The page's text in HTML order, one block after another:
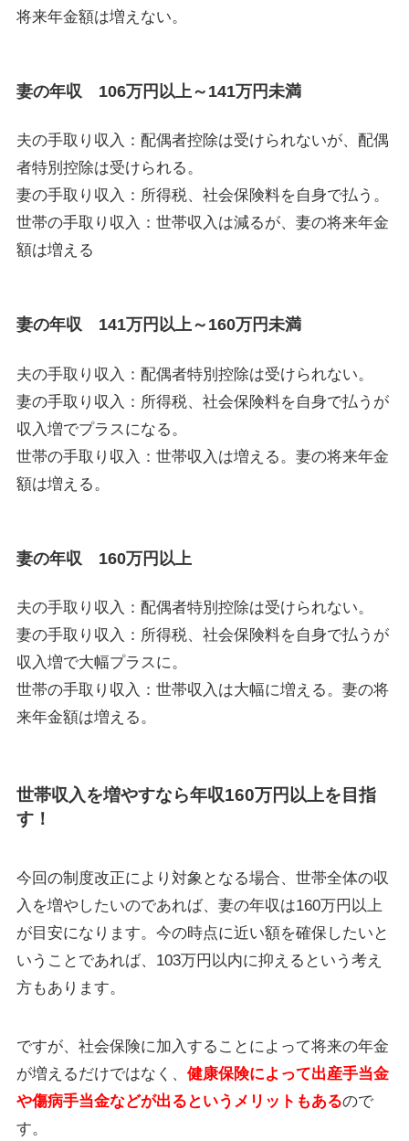
将来年金額は増えない。
妻の年収 106万円以上～141万円未満
夫の手取り収入：配偶者控除は受けられないが、配偶
者特別控除は受けられる。
妻の手取り収入：所得税、社会保険料を自身で払う。
世帯の手取り収入：世帯収入は減るが、妻の将来年金
額は増える
妻の年収 141万円以上～160万円未満
夫の手取り収入：配偶者特別控除は受けられない。
妻の手取り収入：所得税、社会保険料を自身で払うが
収入増でプラスになる。
世帯の手取り収入：世帯収入は増える。妻の将来年金
額は増える。
妻の年収 160万円以上
夫の手取り収入：配偶者特別控除は受けられない。
妻の手取り収入：所得税、社会保険料を自身で払うが
収入増で大幅プラスに。
世帯の手取り収入：世帯収入は大幅に増える。妻の将
来年金額は増える。
世帯収入を増やすなら年収160万円以上を目指
す！
今回の制度改正により対象となる場合、世帯全体の収
入を増やしたいのであれば、妻の年収は160万円以上
が目安になります。今の時点に近い額を確保したいと
いうことであれば、103万円以内に抑えるという考え
方もあります。
ですが、社会保険に加入することによって将来の年金
が増えるだけではなく、 健康保険によって出産手当金
や傷病手当金などが出るというメリットもあるので
す。